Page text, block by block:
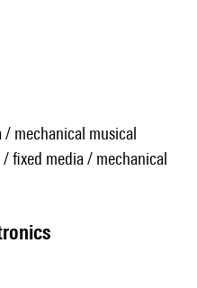
mechanical musical
fixed media / mechanical